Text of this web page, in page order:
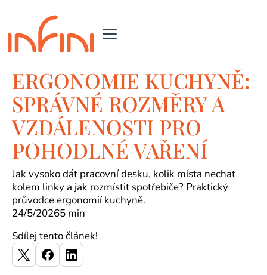
ERGONOMIE KUCHYNĚ:
SPRÁVNÉ ROZMĚRY A
VZDÁLENOSTI PRO
POHODLNÉ VAŘENÍ
Jak vysoko dát pracovní desku, kolik místa nechat
kolem linky a jak rozmístit spotřebiče? Praktický
průvodce ergonomií kuchyně.
24/5/20265 min
Sdílej tento článek!